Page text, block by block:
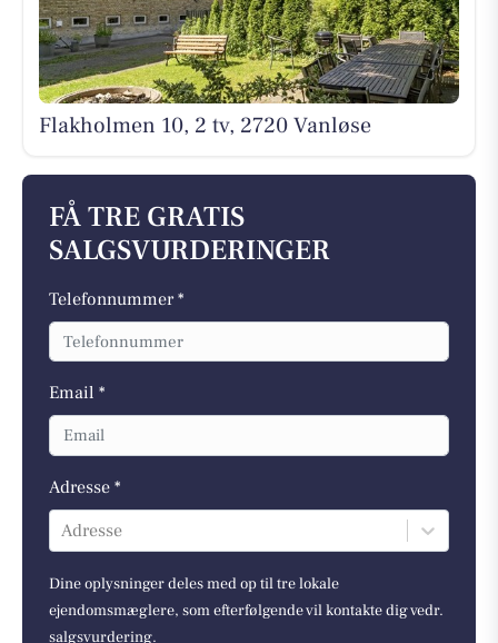
Flakholmen 10, 2 tv, 2720 Vanløse
FÅ TRE GRATIS
SALGSVURDERINGER
Telefonnummer *
Email *
Adresse *
Adresse
Dine oplysninger deles med op til tre lokale
ejendomsmæglere, som efterfølgende vil kontakte dig vedr.
salgsvurdering.